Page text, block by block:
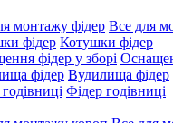
Все для
Котушки фідер
Вудилища фідер
Фідер годівниці